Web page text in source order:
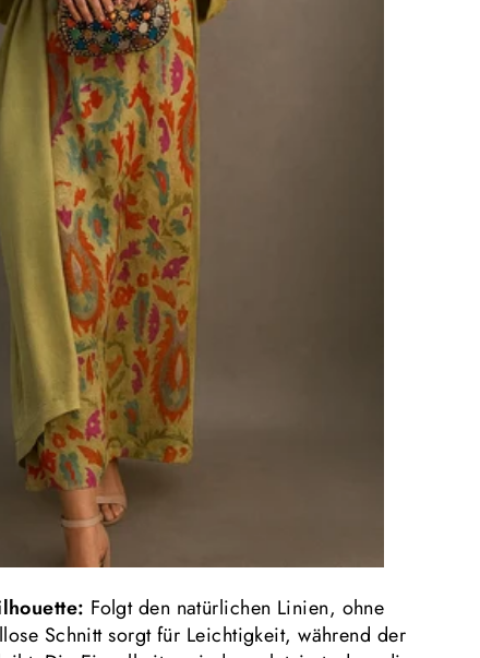
Folgt den natürlichen Linien, ohne
Schnitt sorgt für Leichtigkeit, während der